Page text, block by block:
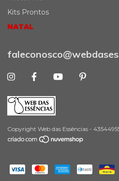
Kits Prontos
NATAL
Copyright Web das Essências -